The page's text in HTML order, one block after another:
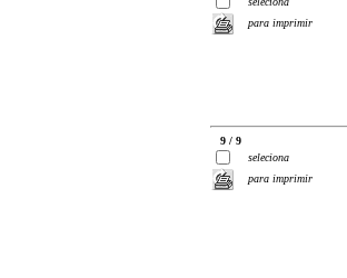
para imprimir
9 / 9
seleciona
para imprimir